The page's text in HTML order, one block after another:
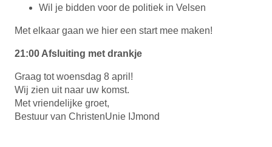
Wil je bidden voor de politiek in Velsen
Met elkaar gaan we hier een start mee maken!
21:00 Afsluiting met drankje
Graag tot woensdag 8 april!
Wij zien uit naar uw komst.
Met vriendelijke groet,
Bestuur van ChristenUnie IJmond